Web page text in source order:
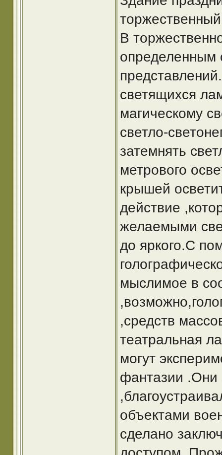
В
определенным
светящихся
магическому
светло-
затемнять
метрового
крышей
действие
желаемыми
до яркого.С
мыслимое в
,средств
театральная
могут
фантазии .Они
объектами
сделано